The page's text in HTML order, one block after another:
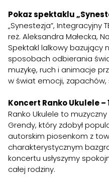
Pokaz spektaklu
„Synestezja”, Integracyjny
reż. Aleksandra Małecka,
Spektakl lalkowy bazujący
sposobach odbierania
muzykę, ruch i animacje
w świat emocji, zapachów,
Koncert Ranko Ukulele –
Ranko Ukulele to muzyczny
Grendy, który zdobył
autorskim piosenkom z
charakterystycznym
koncertu usłyszymy
całej rodziny.